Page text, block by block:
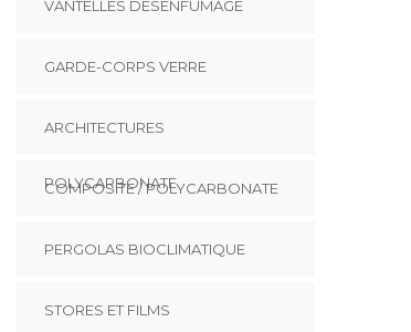
VANTELLES DÉSENFUMAGE
GARDE-CORPS VERRE
ARCHITECTURES
POLYCARBONATE
COMPOSITE / POLYCARBONATE
PERGOLAS BIOCLIMATIQUE
STORES ET FILMS